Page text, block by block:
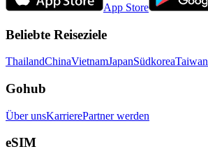
App Store
Beliebte Reiseziele
ThailandChinaVietnamJapanSüdkoreaTaiwan
Gohub
Über unsKarrierePartner werden
eSIM